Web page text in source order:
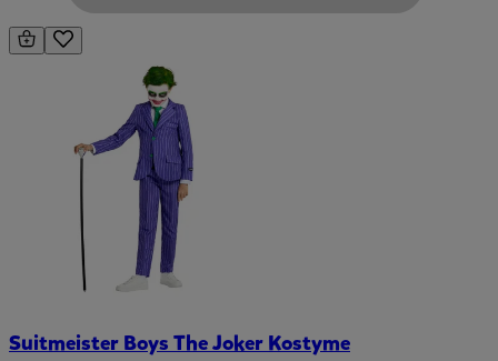
Suitmeister Boys The Joker Kostyme